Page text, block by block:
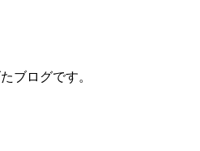
ブログです。